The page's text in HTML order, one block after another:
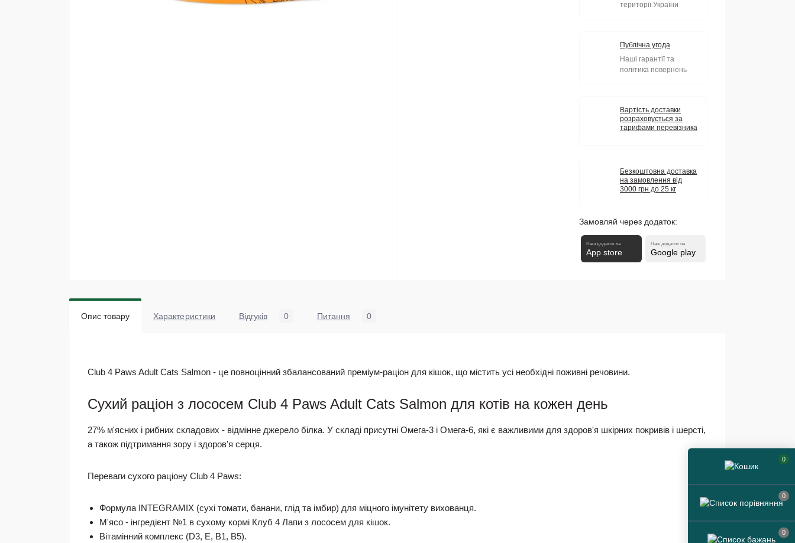
0
0
0
території України
Публічна угода
Наші гарантії та
політика повернень
Вартість доставки
розраховується за
тарифами перевізника
Безкоштовна доставка
на замовлення від
3000 грн до 25 кг
Замовляй через додаток:
Наш додаток на
App store
Наш додаток на
Google play
Опис товару Характеристики Відгуків 0 Питання 0
Club 4 Paws Adult Cats Salmon - це повноцінний збалансований преміум-раціон для кішок, що містить усі необхідні поживні речовини.
Сухий раціон з лососем Club 4 Paws Adult Cats Salmon для котів на кожен день
27% м'ясних і рибних складових - відмінне джерело білка. У складі присутні Омега-3 і Омега-6, які є важливими для здоров'я шкірних покривів і шерсті,
а також підтримання зору і здоров'я серця.
Переваги сухого раціону Club 4 Paws:
Формула INTEGRAMIX (сухі томати, банани, глід та імбир) для міцного імунітету вихованця.
М'ясо - інгредієнт №1 в сухому кормі Клуб 4 Лапи з лососем для кішок.
Вітамінний комплекс (D3, E, B1, B5).